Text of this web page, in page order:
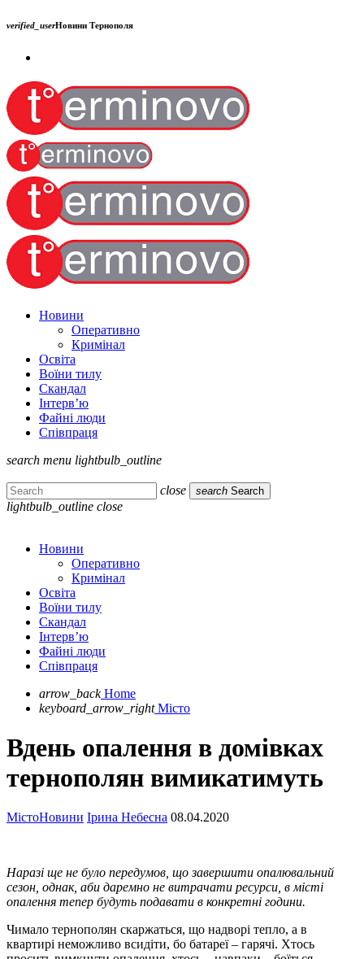
verified_userНовини Тернополя
Новини
Оперативно
Кримінал
Освіта
Воїни тилу
Скандал
Інтерв’ю
Файні люди
Співпраця
search menu lightbulb_outline
close search Search
lightbulb_outline close
Новини
Оперативно
Кримінал
Освіта
Воїни тилу
Скандал
Інтерв’ю
Файні люди
Співпраця
arrow_back Home
keyboard_arrow_right Місто
Вдень опалення в домівках
тернополян вимикатимуть
МістоНовини Ірина Небесна 08.04.2020
Наразі ще не було передумов, що завершити опалювальний
сезон, однак, аби даремно не витрачати ресурси, в місті
опалення тепер будуть подавати в конкретні години.
Чимало тернополян скаржаться, що надворі тепло, а в
квартирі неможливо всидіти, бо батареї – гарячі. Хтось